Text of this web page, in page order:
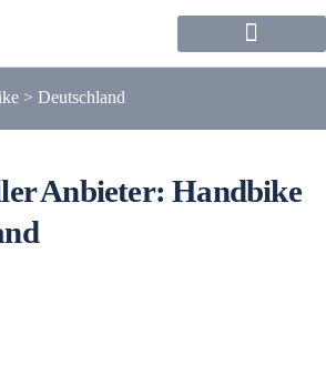
> Deutschland
Anbieter: Handbike